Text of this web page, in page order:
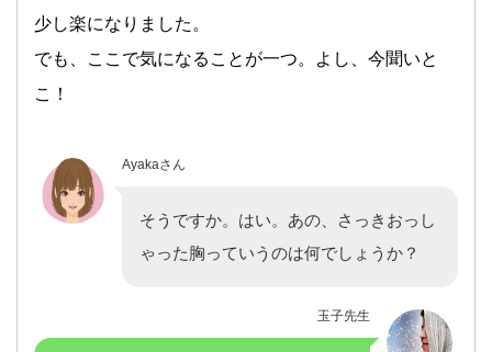
少し楽になりました。
でも、ここで気になることが一つ。よし、今聞いと
こ！
Ayakaさん
そうですか。はい。あの、さっきおっし
ゃった胸っていうのは何でしょうか？
玉子先生